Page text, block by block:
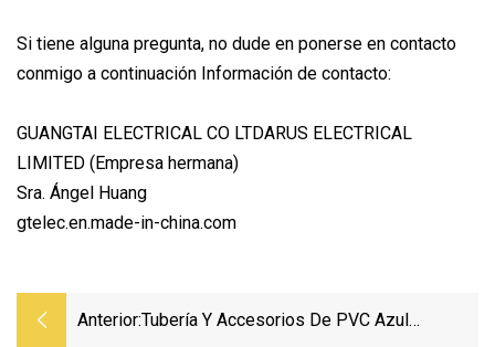
Si tiene alguna pregunta, no dude en ponerse en contacto
conmigo a continuación Información de contacto:
GUANGTAI ELECTRICAL CO LTDARUS ELECTRICAL
LIMITED (Empresa hermana)
Sra. Ángel Huang
gtelec.en.made-in-china.com
Anterior:Tubería Y Accesorios De PVC Azul